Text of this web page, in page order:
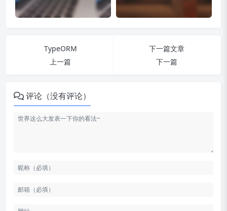
TypeORM
上一篇
下一篇文章
下一篇
评论（没有评论）